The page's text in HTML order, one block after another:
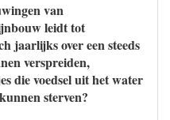
van
leidt tot
jaarlijks over een steeds
verspreiden,
die voedsel uit het water
sterven?